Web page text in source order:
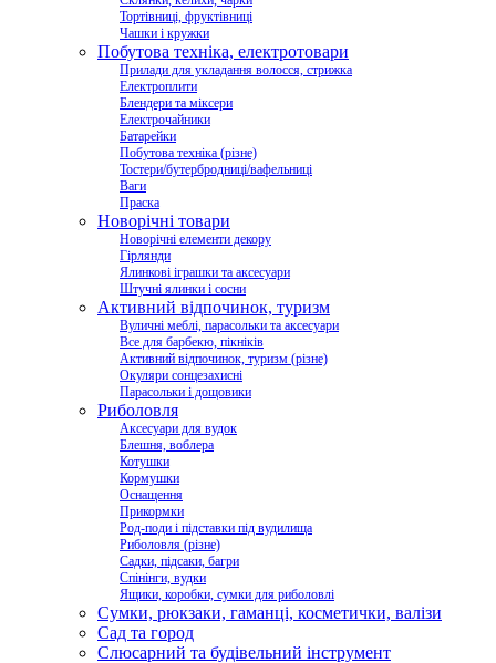
Тортівниці, фруктівниці
Чашки і кружки
Побутова техніка, електротовари
Прилади для укладання волосся, стрижка
Електроплити
Блендери та міксери
Електрочайники
Батарейки
Побутова техніка (різне)
Тостери/бутербродниці/вафельниці
Ваги
Праска
Новорічні товари
Новорічні елементи декору
Гірлянди
Ялинкові іграшки та аксесуари
Штучні ялинки і сосни
Активний відпочинок, туризм
Вуличні меблі, парасольки та аксесуари
Все для барбекю, пікніків
Активний відпочинок, туризм (різне)
Окуляри сонцезахисні
Парасольки і дощовики
Риболовля
Аксесуари для вудок
Блешня, воблера
Котушки
Кормушки
Оснащення
Прикормки
Род-поди і підставки під вудилища
Риболовля (різне)
Садки, підсаки, багри
Спінінги, вудки
Ящики, коробки, сумки для риболовлі
Сумки, рюкзаки, гаманці, косметички, валізи
Сад та город
Слюсарний та будівельний інструмент